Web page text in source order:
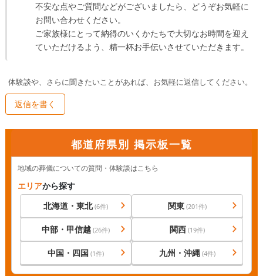
不安な点やご質問などがございましたら、どうぞお気軽に
お問い合わせください。
ご家族様にとって納得のいくかたちで大切なお時間を迎え
ていただけるよう、精一杯お手伝いさせていただきます。
体験談や、さらに聞きたいことがあれば、お気軽に返信してください。
返信を書く
都道府県別 掲示板一覧
地域の葬儀についての質問・体験談はこちら
エリアから探す
北海道・東北(6件) 関東 (201件)
中部・甲信越 (26件) 関西 (19件)
中国・四国 (1件) 九州・沖縄 (4件)